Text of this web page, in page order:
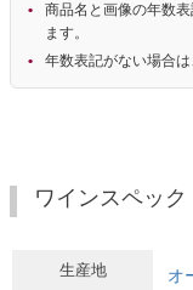
商品名と画像の年数表
ます。
年数表記がない場合は
ワインスペック
生産地 オ